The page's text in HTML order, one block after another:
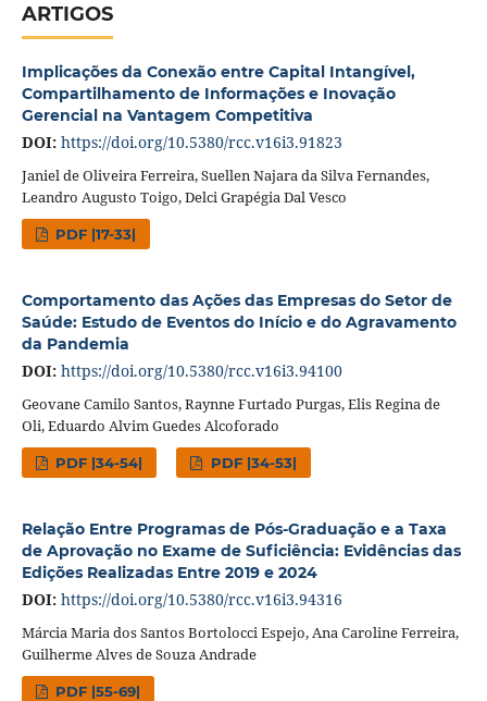
ARTIGOS
Implicações da Conexão entre Capital Intangível,
Compartilhamento de Informações e Inovação
Gerencial na Vantagem Competitiva
DOI: https://doi.org/10.5380/rcc.v16i3.91823
Janiel de Oliveira Ferreira, Suellen Najara da Silva Fernandes,
Leandro Augusto Toigo, Delci Grapégia Dal Vesco
PDF |17-33|
Comportamento das Ações das Empresas do Setor de
Saúde: Estudo de Eventos do Início e do Agravamento
da Pandemia
DOI: https://doi.org/10.5380/rcc.v16i3.94100
Geovane Camilo Santos, Raynne Furtado Purgas, Elis Regina de
Oli, Eduardo Alvim Guedes Alcoforado
PDF |34-54| PDF |34-53|
Relação Entre Programas de Pós-Graduação e a Taxa
de Aprovação no Exame de Suficiência: Evidências das
Edições Realizadas Entre 2019 e 2024
DOI: https://doi.org/10.5380/rcc.v16i3.94316
Márcia Maria dos Santos Bortolocci Espejo, Ana Caroline Ferreira,
Guilherme Alves de Souza Andrade
PDF |55-69|